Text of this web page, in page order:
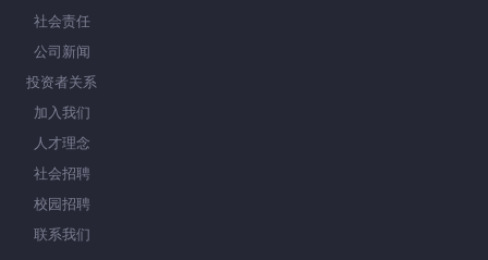
社会责任
公司新闻
投资者关系
加入我们
人才理念
社会招聘
校园招聘
联系我们